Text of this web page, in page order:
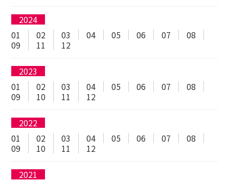
2024
01
02 03 04 05 06 07
08
09
11 12
2023
01
02 03 04 05 06 07
08
09
10 11 12
2022
01
02 03 04 05 06 07
08
09
10 11 12
2021